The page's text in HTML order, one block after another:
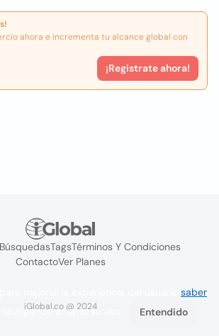
ahora e incrementa tu alcance global con
¡Registrate ahora!
TagsTérminos Y Condiciones
ContactoVer Planes
iGlobal.co @ 2024
saber
navegando acepta su uso. Entendido